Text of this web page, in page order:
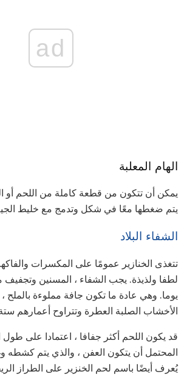
ad
الهام المعلبة
يمكن أن تتكون من قطعة كاملة من اللحم أو
يتم ضغطها معًا في شكل وتدمج مع خليط
الشفاء البلاد
تتغذى الخنازير عمومًا على المكسرات والفاكهة
يوما. وهي عادة ما تكون جافة مملوءة بالملح
الأخشاب الصلبة العطرة وتتراوح أعمارهم
قد يكون اللحم أكثر جفافا ، اعتمادا على
المحتمل أن يتكون العفن ، والذي يتم كشطه
يُعرف أيضًا باسم لحم الخنزير على الطراز